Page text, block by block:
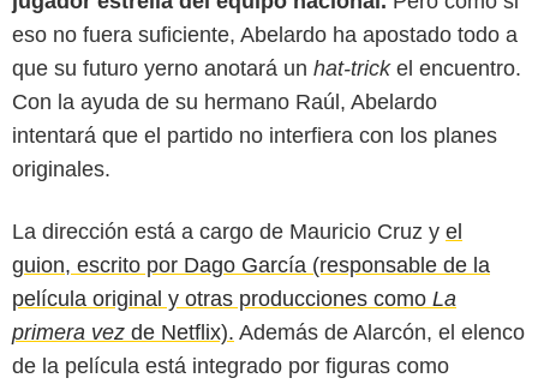
eso no fuera suficiente, Abelardo ha apostado todo a
que su futuro yerno anotará un hat-trickel encuentro.
Con la ayuda de su hermano Raúl, Abelardo
intentará que el partido no interfiera con los planes
originales.
La dirección está a cargo de Mauricio Cruz y el
guion, escrito por Dago García (responsable de la
película original y otras producciones como La
primera vez de Netflix). Además de Alarcón, el elenco
de la película está integrado por figuras como